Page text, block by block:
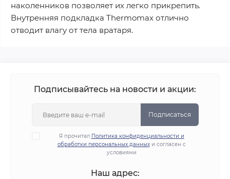
наколенников позволяет их легко прикрепить.
Внутренняя подкладка Thermomax отлично
отводит влагу от тела вратаря.
Подписывайтесь на новости и акции:
Подписаться
Я прочитал Политика конфиденциальности и
обработки персональных данныхи согласен с
условиями
Наш адрес: